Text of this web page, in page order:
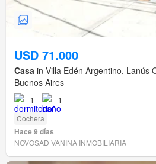
USD 71.000
Casa in Villa Edén Argentino, Lanús
Buenos Aires
1 1
Cochera
Hace 9 días
NOVOSAD VANINA INMOBILIARIA